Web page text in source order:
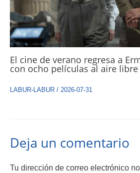
El cine de verano regresa a
con ocho películas al aire libre
LABUR-LABUR / 2026-07-31
Deja un comentario
Tu dirección de correo electrónico